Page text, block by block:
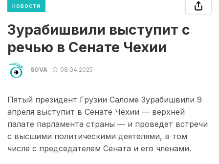
НОВОСТИ
Зурабишвили выступит с
речью в Сенате Чехии
SOVA 08.04.2025
Пятый президент Грузии Саломе Зурабишвили 9
апреля выступит в Сенате Чехии — верхней
палате парламента страны — и проведет встречи
с высшими политическими деятелями, в том
числе с председателем Сената и его членами.